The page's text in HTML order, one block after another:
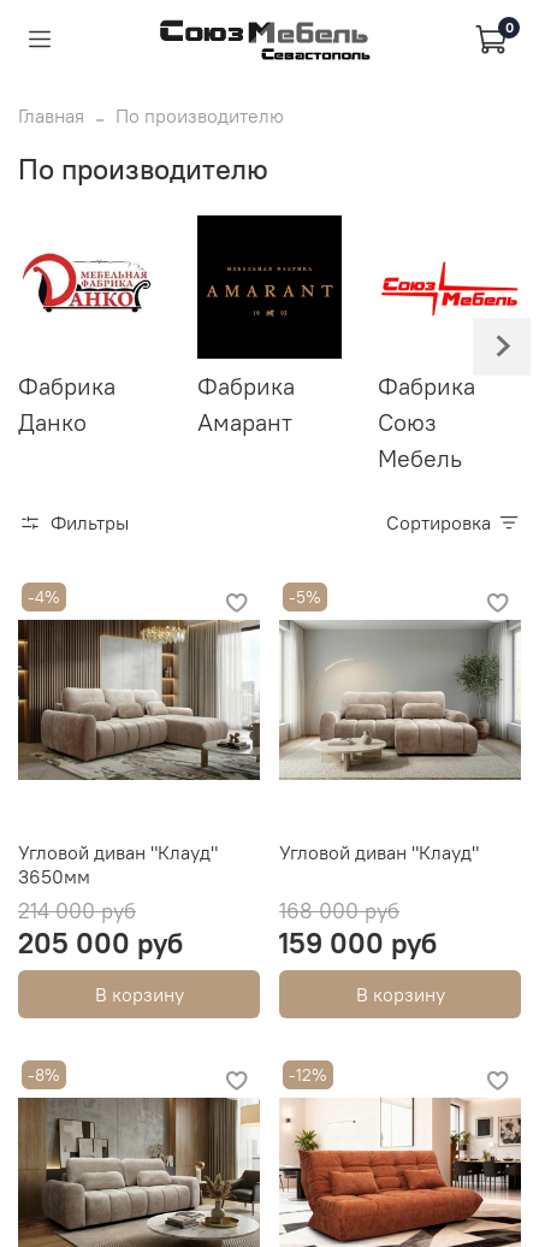
0
Главная По производителю
По производителю
Фабрика
Данко
Фабрика
Амарант
Фабрика
Союз
Мебель
Фильтры Сортировка
-4%
Угловой диван "Клауд"
3650мм
214 000 руб
205 000 руб
В корзину
-5%
Угловой диван "Клауд"
168 000 руб
159 000 руб
В корзину
-8% -12%